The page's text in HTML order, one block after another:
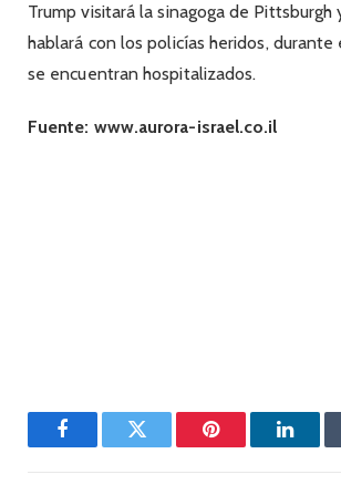
Trump visitará la sinagoga de Pittsburgh
hablará con los policías heridos, durante
se encuentran hospitalizados.
Fuente: www.aurora-israel.co.il
FacebookTwitter Pinterest